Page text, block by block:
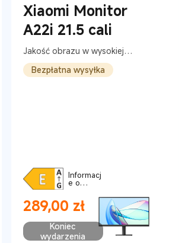
Xiaomi Monitor
A22i 21.5 cali
Jakość obrazu w wysokiej
rozdzielczości, Przedstaw
cudowną
Bezpłatna wysyłka
Informacj
e o
289,00 zł
Current Price zł289
Koniec
wydarzenia